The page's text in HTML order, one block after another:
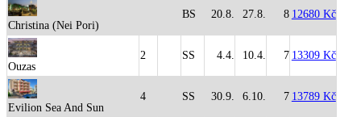
Christina (Nei Pori)
BS 20.8. 27.8. 8 12680 Kč
Ouzas
2 SS 4.4. 10.4. 7 13309 Kč
Evilion Sea And Sun
4 SS 30.9. 6.10. 7 13789 Kč